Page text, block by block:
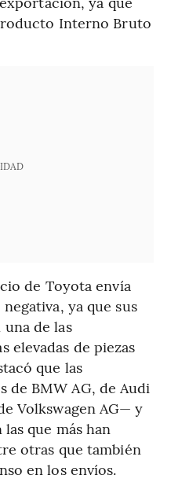
Interno Bruto
de Toyota envía
ya que sus
de las
elevadas de piezas
que las
de BMW AG, de Audi
Volkswagen AG— y
que más han
otras que también
en los envíos.